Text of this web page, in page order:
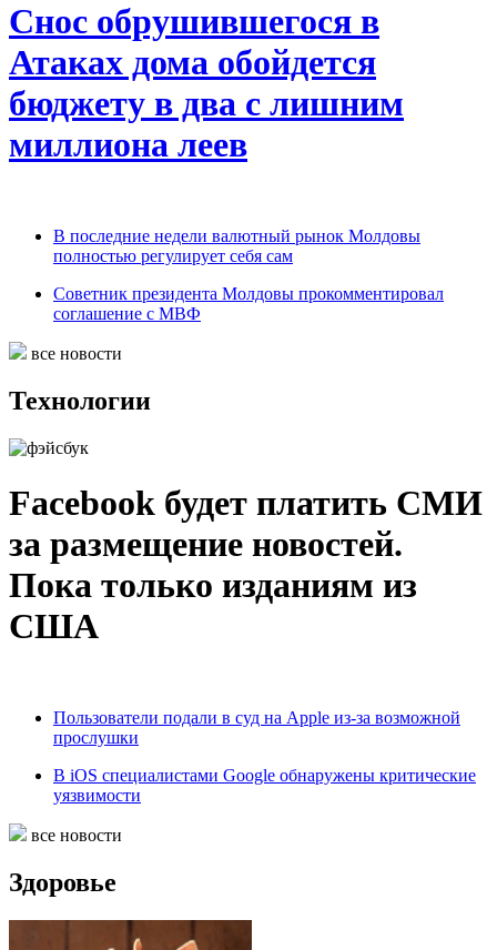
Снос обрушившегося в
Атаках дома обойдется
бюджету в два с лишним
миллиона леев
В последние недели валютный рынок Молдовы
полностью регулирует себя сам
Советник президента Молдовы прокомментировал
соглашение с МВФ
все новости
Технологии
Facebook будет платить СМИ
за размещение новостей.
Пока только изданиям из
США
Пользователи подали в суд на Apple из-за возможной
прослушки
В iOS специалистами Google обнаружены критические
уязвимости
все новости
Здоровье